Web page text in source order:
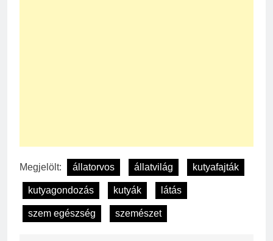
Megjelölt: állatorvos állatvilág kutyafajták
kutyagondozás kutyák látás
szem egészség szemészet